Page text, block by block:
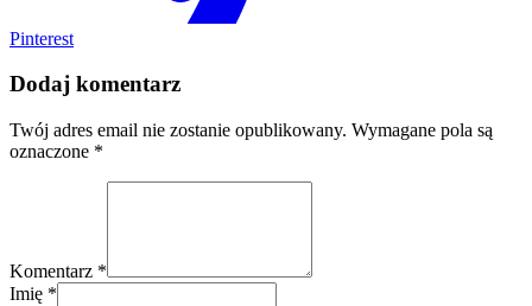
Pinterest
Dodaj komentarz
Twój adres email nie zostanie opublikowany. Wymagane pola są
oznaczone *
Komentarz *
Imię *